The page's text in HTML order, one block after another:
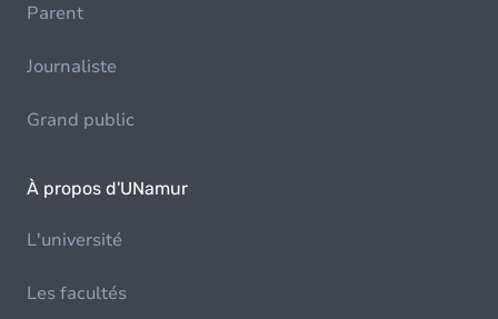
Parent
Journaliste
Grand public
À propos d'UNamur
L'université
Les facultés